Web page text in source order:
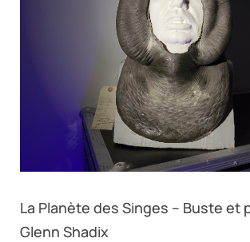
La Planète des Singes – Buste et
Glenn Shadix